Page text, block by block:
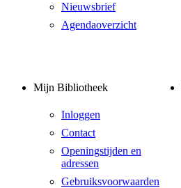
Nieuwsbrief
Agendaoverzicht
Mijn Bibliotheek
Inloggen
Contact
Openingstijden en
adressen
Gebruiksvoorwaarden